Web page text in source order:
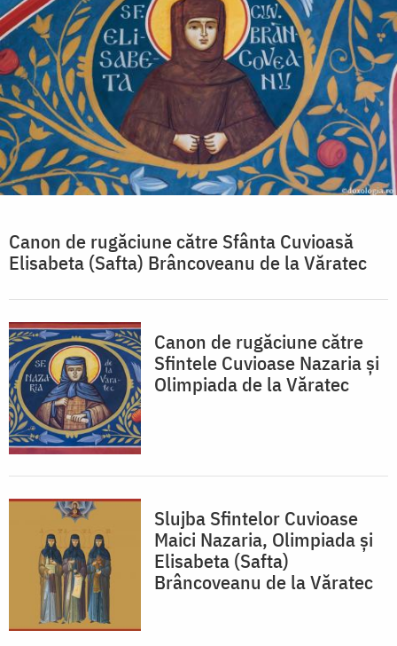
Canon de rugăciune către Sfânta Cuvioasă
Elisabeta (Safta) Brâncoveanu de la Văratec
Canon de rugăciune către
Sfintele Cuvioase Nazaria și
Olimpiada de la Văratec
Slujba Sfintelor Cuvioase
Maici Nazaria, Olimpiada și
Elisabeta (Safta)
Brâncoveanu de la Văratec